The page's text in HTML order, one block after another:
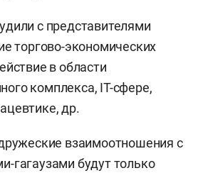
с представителями
торгово-экономических
в области
комплекса, IT-сфере,
др.
взаимоотношения с
гагаузами будут только